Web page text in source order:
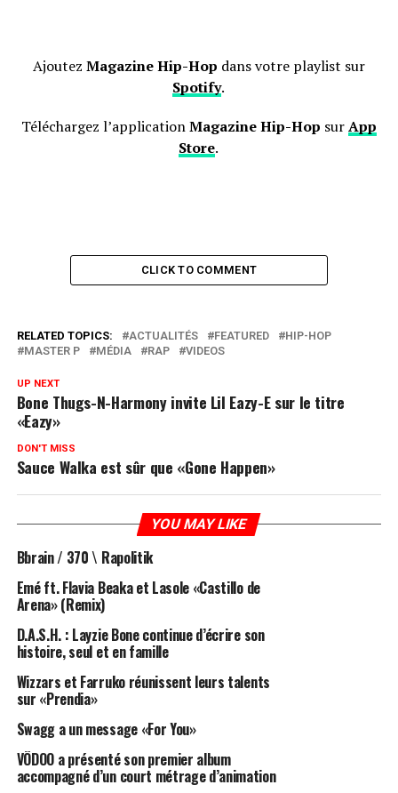
Ajoutez Magazine Hip-Hop dans votre playlist sur
Spotify.
Téléchargez l’applicationMagazine Hip-Hop surApp
Store.
CLICK TO COMMENT
RELATED TOPICS: ACTUALITÉS FEATURED
HIP-HOP
MASTER P
MÉDIA RAP VIDEOS
UP NEXT
Bone Thugs-N-Harmony invite Lil Eazy-E sur le titre
«Eazy»
DON'T MISS
Sauce Walka est sûr que «Gone Happen»
YOU MAY LIKE
Bbrain / 370 \ Rapolitik
Emé ft. Flavia Beaka et Lasole «Castillo de
Arena» (Remix)
D.A.S.H. : Layzie Bone continue d’écrire son
histoire, seul et en famille
Wizzars et Farruko réunissent leurs talents
sur «Prendia»
Swagg a un message «For You»
VÖDOO a présenté son premier album
accompagné d’un court métrage d’animation